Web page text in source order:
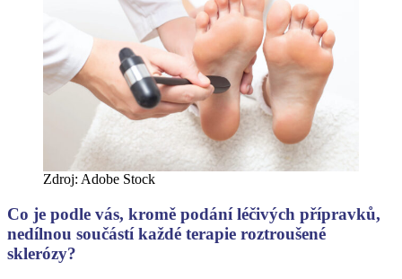
Zdroj: Adobe Stock
Co je podle vás, kromě podání léčivých přípravků,
nedílnou součástí každé terapie roztroušené
sklerózy?